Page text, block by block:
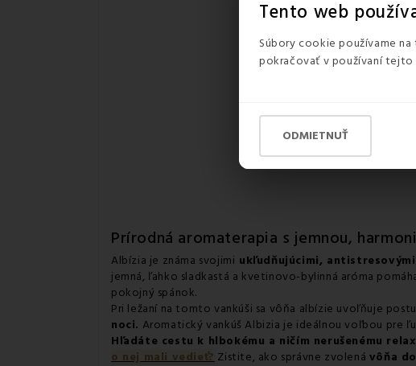
Tento web
Súbory cookie používame
pokračovať v používaní tejto
ODMIETNUŤ
Prírodná aromaterapia s jemnou,
Albízia je známa svojimi ukľudňujúcimi,
jemná, ľahko sladkastá a kvetinovo-bylinná aróma
pokojný spánok.
Pri ležaní na tomto vankúši sa vôňa albízie uvoľňuje
noci. Aromatický vankúš Albizia je ideálnou voľbou pre
Hľadáte cestu k hlbokému a ničím nerušenému
o nej mali vedieť?Zistite, ako správne zvolená vôňa